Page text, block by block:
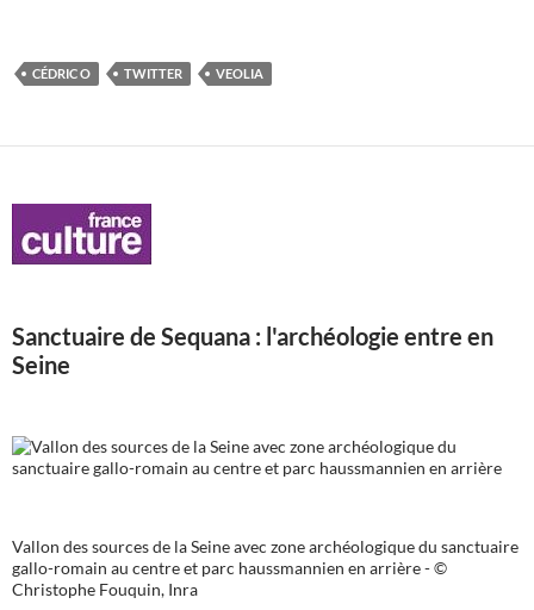
CÉDRIC O TWITTER VEOLIA
Sanctuaire de Sequana : l'archéologie entre en
Seine
Vallon des sources de la Seine avec zone archéologique du sanctuaire
gallo-romain au centre et parc haussmannien en arrière - ©
Christophe Fouquin, Inra